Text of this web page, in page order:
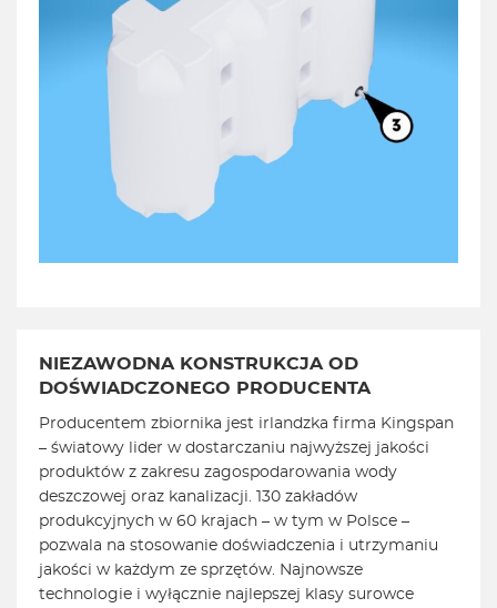
NIEZAWODNA KONSTRUKCJA OD
DOŚWIADCZONEGO PRODUCENTA
Producentem zbiornika jest irlandzka firma Kingspan
– światowy lider w dostarczaniu najwyższej jakości
produktów z zakresu zagospodarowania wody
deszczowej oraz kanalizacji. 130 zakładów
produkcyjnych w 60 krajach – w tym w Polsce –
pozwala na stosowanie doświadczenia i utrzymaniu
jakości w każdym ze sprzętów. Najnowsze
technologie i wyłącznie najlepszej klasy surowce